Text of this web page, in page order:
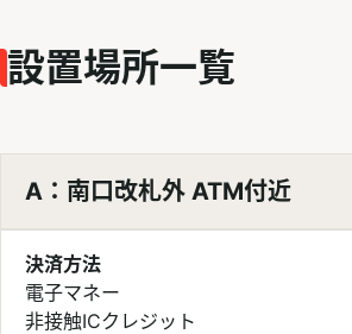
設置場所一覧
A：南口改札外 ATM付近
決済方法
電子マネー
非接触ICクレジット